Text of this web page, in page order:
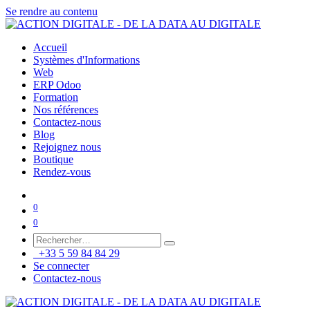
Se rendre au contenu
Accueil
Systèmes d'Informations
Web
ERP Odoo
Formation
Nos références
Contactez-nous
Blog
Rejoignez nous
Boutique
Rendez-vous
0
0
+33 5 59 84 84 29
Se connecter
Contactez-nous